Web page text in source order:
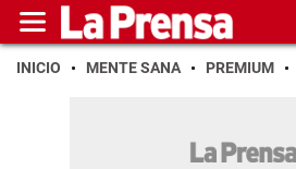
INICIO MENTE SANA PREMIUM